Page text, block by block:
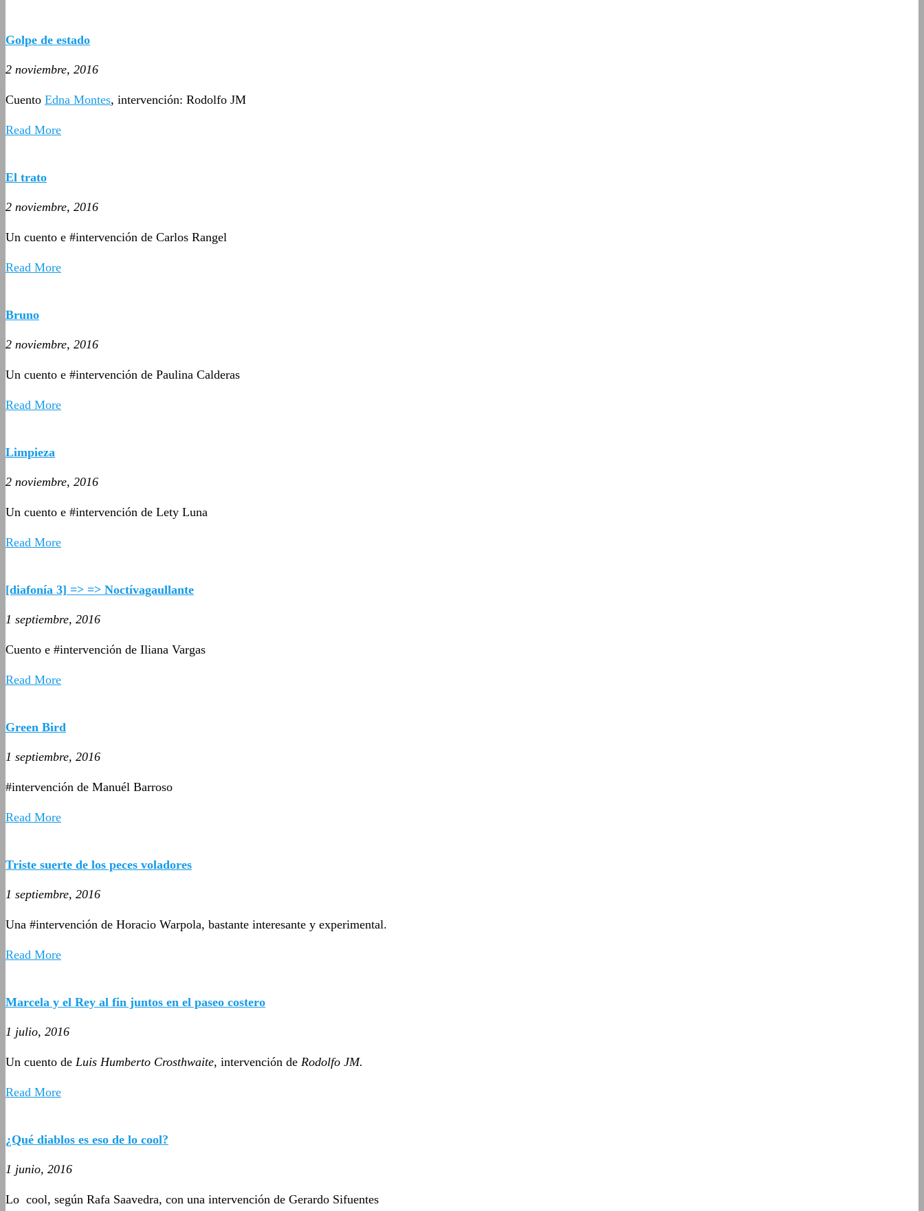
Golpe de estado
2 noviembre, 2016
Cuento Edna Montes, intervención: Rodolfo JM
Read More
El trato
2 noviembre, 2016
Un cuento e #intervención de Carlos Rangel
Read More
Bruno
2 noviembre, 2016
Un cuento e #intervención de Paulina Calderas
Read More
Limpieza
2 noviembre, 2016
Un cuento e #intervención de Lety Luna
Read More
[diafonía 3] => => Noctívagaullante
1 septiembre, 2016
Cuento e #intervención de Iliana Vargas
Read More
Green Bird
1 septiembre, 2016
#intervención de Manuél Barroso
Read More
Triste suerte de los peces voladores
1 septiembre, 2016
Una #intervención de Horacio Warpola, bastante interesante y experimental.
Read More
Marcela y el Rey al fin juntos en el paseo costero
1 julio, 2016
Un cuento de Luis Humberto Crosthwaite, intervención de Rodolfo JM.
Read More
¿Qué diablos es eso de lo cool?
1 junio, 2016
Lo cool, según Rafa Saavedra, con una intervención de Gerardo Sifuentes